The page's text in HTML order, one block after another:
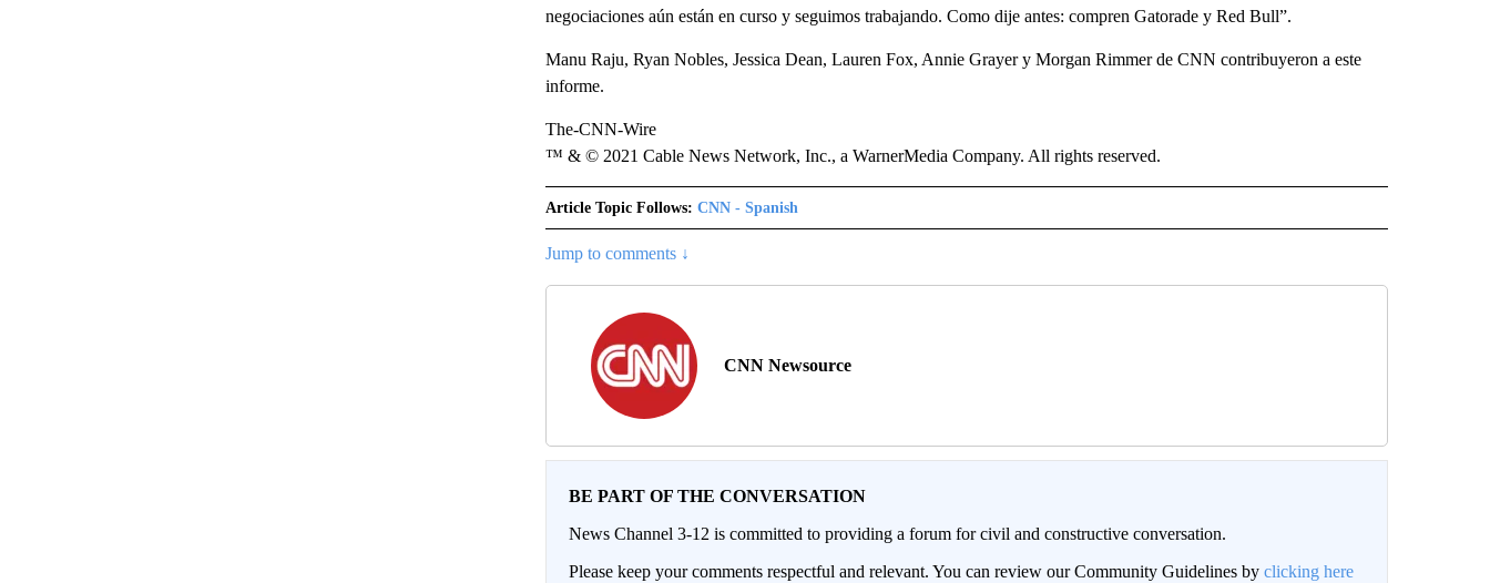
negociaciones aún están en curso y seguimos trabajando. Como dije antes: compren Gatorade y Red Bull”.
Manu Raju, Ryan Nobles, Jessica Dean, Lauren Fox, Annie Grayer y Morgan Rimmer de CNN contribuyeron a este
informe.
The-CNN-Wire
™ & © 2021 Cable News Network, Inc., a WarnerMedia Company. All rights reserved.
Article Topic Follows: CNN - Spanish
Jump to comments ↓
CNN Newsource
BE PART OF THE CONVERSATION
News Channel 3-12 is committed to providing a forum for civil and constructive conversation.
Please keep your comments respectful and relevant. You can review our Community Guidelines by clicking here